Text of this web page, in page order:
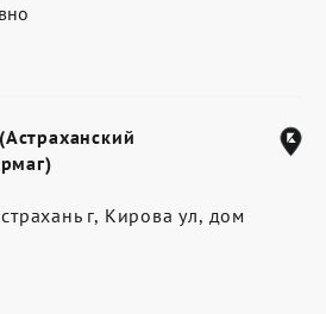
г, Кирова ул, дом